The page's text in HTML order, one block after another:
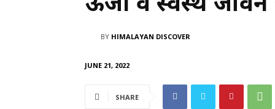
BY HIMALAYAN DISCOVER
JUNE 21, 2022
SHARE